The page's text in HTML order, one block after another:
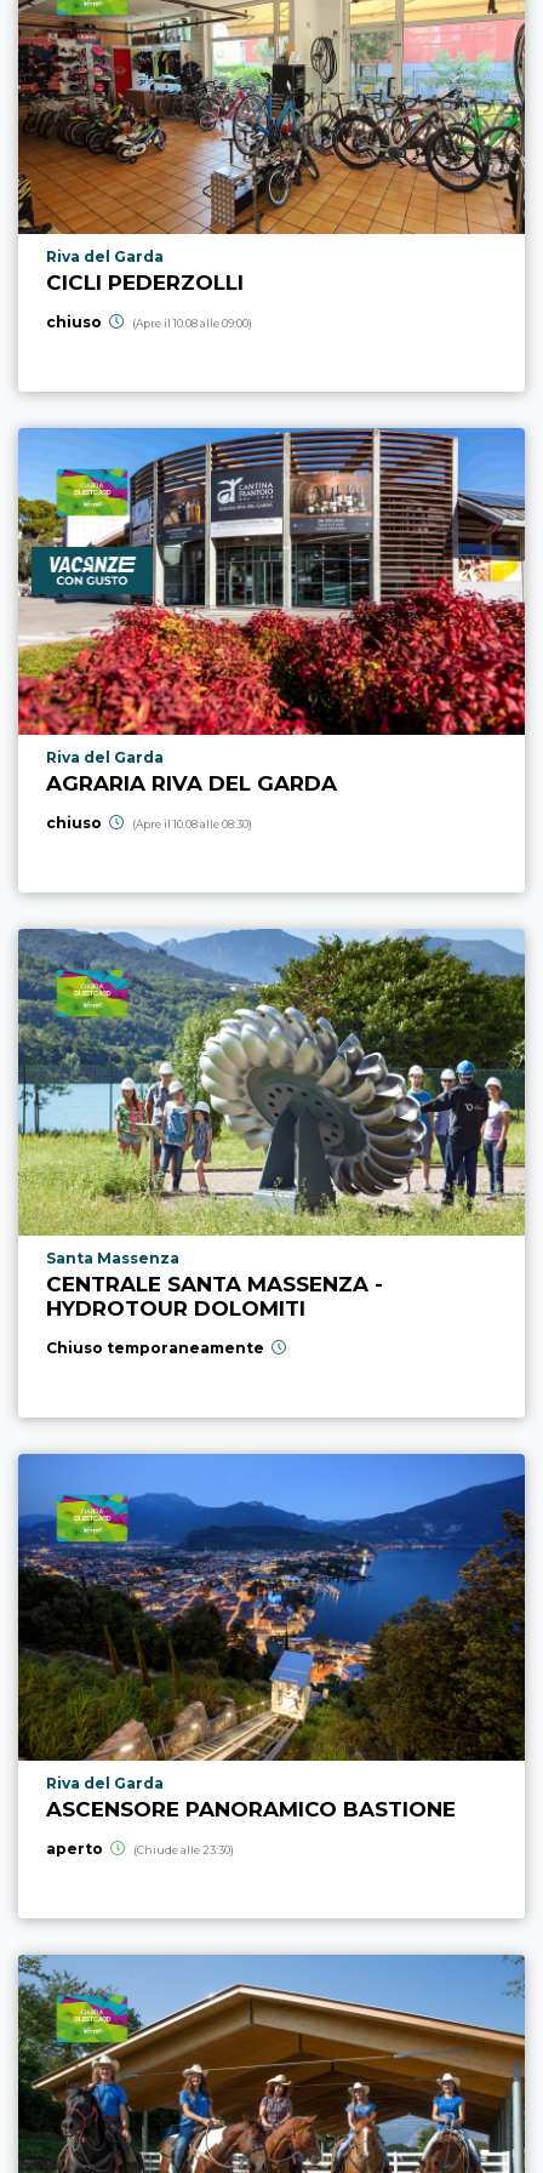
Località punto di interesse
Riva del Garda
CICLI PEDERZOLLI
chiuso (Apre il 10.08 alle 09:00)
Località punto di interesse
Riva del Garda
AGRARIA RIVA DEL GARDA
chiuso (Apre il 10.08 alle 08:30)
Località punto di interesse
Santa Massenza
CENTRALE SANTA MASSENZA -
HYDROTOUR DOLOMITI
Chiuso temporaneamente
Località punto di interesse
Riva del Garda
ASCENSORE PANORAMICO BASTIONE
aperto (Chiude alle 23:30)